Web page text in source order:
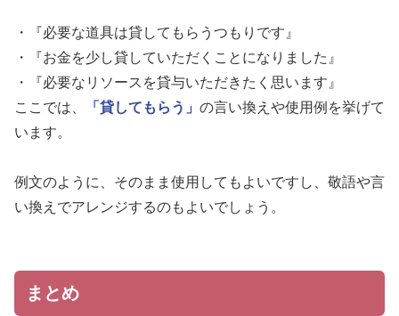
・『必要な道具は貸してもらうつもりです』
・『お金を少し貸していただくことになりました』
・『必要なリソースを貸与いただきたく思います』
ここでは、
「貸してもらう」 の言い換えや使用例を挙げて
います。
例文のように、そのまま使用してもよいですし、敬語や言
い換えでアレンジするのもよいでしょう。
まとめ